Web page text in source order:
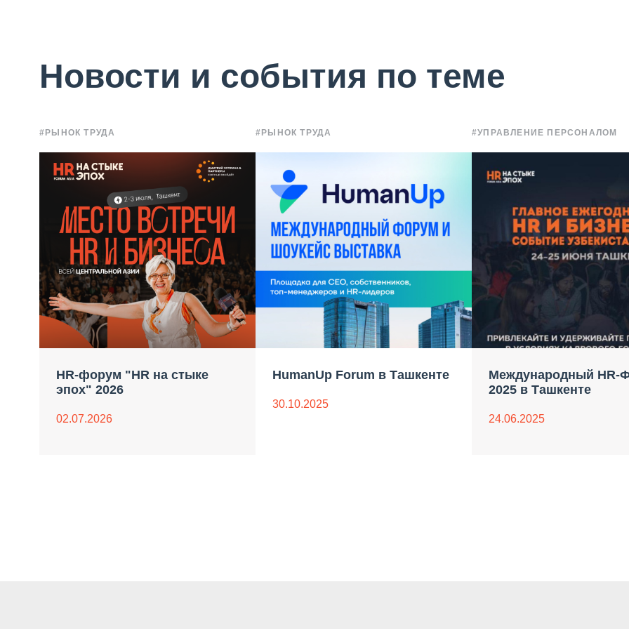
Новости и события по теме
#РЫНОК ТРУДА
HR-форум "HR на стыке
эпох" 2026
02.07.2026
#РЫНОК ТРУДА
HumanUp Forum в Ташкенте
30.10.2025
#УПРАВЛЕНИЕ ПЕРСОНАЛОМ
Международный HR-
2025 в Ташкенте
24.06.2025